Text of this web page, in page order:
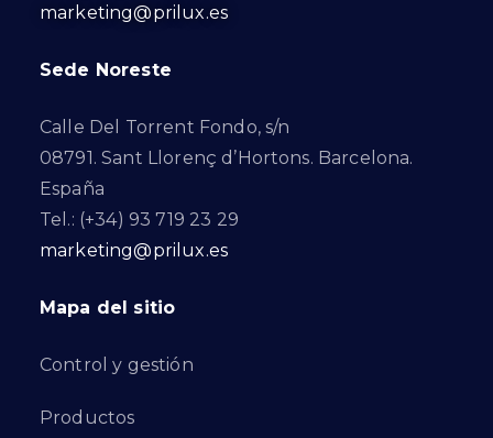
marketing@prilux.es
Sede Noreste
Calle Del Torrent Fondo, s/n
08791. Sant Llorenç d’Hortons. Barcelona.
España
Tel.: (+34) 93 719 23 29
marketing@prilux.es
Mapa del sitio
Control y gestión
Productos